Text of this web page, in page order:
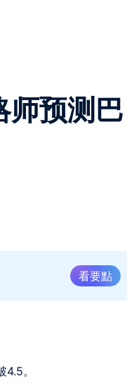
师预测巴
看要點
。